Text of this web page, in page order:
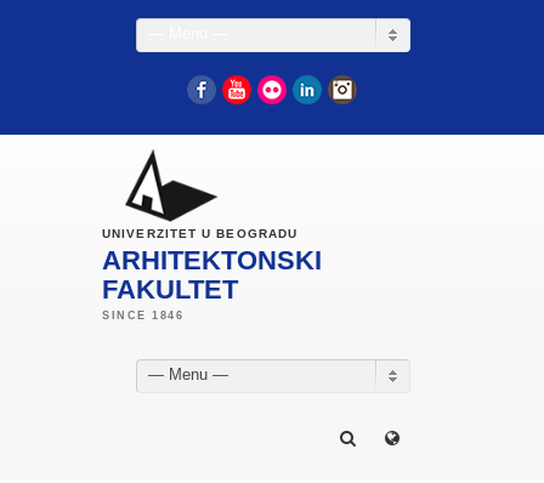
FacebookYouTube
Flickr LinkedIn
UNIVERZITET U BEOGRADU
ARHITEKTONSKI
FAKULTET
— Menu —